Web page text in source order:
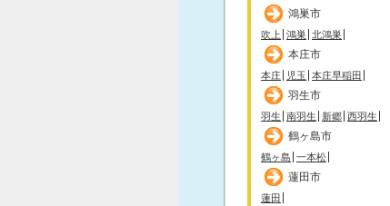
鴻巣市
吹上 鴻巣 北鴻巣
本庄市
本庄 児玉 本庄早稲田
羽生市
羽生 南羽生 新郷 西羽生
鶴ヶ島市
鶴ヶ島 一本松
蓮田市
蓮田